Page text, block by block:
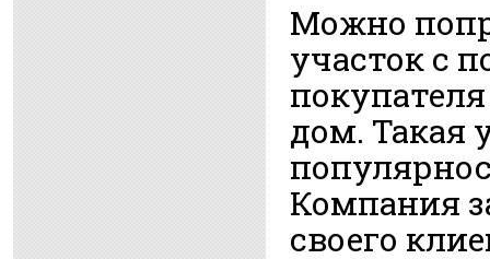
Можно
участок с
дом. Такая
Компания
своего